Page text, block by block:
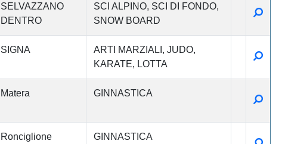
SELVAZZANO
DENTRO
SCI ALPINO SCI DI FONDO
SNOW BOARD
SIGNA ARTI MARZIALI
JUDO
KARATE
LOTTA
Matera GINNASTICA
Ronciglione GINNASTICA